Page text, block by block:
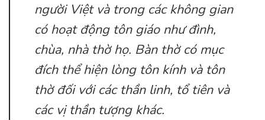
người Việt và trong các không gian
có hoạt động tôn giáo như đình,
chùa, nhà thờ họ. Bàn thờ có mục
đích thể hiện lòng tôn kính và tôn
thờ đối với các thần linh, tổ tiên và
các vị thần tượng khác.